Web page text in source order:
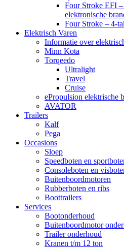
Four Stroke EFI
elektronische
Four Stroke – 4-
Elektrisch Varen
Informatie over
Minn Kota
Torqeedo
Ultralight
Travel
Cruise
ePropulsion elektrische
AVATOR
Trailers
Kalf
Pega
Occasions
Sloep
Speedboten en
Consoleboten en
Buitenboordmotoren
Rubberboten en ribs
Boottrailers
Services
Bootonderhoud
Buitenboordmotor
Trailer onderhoud
Kranen t/m 12 ton